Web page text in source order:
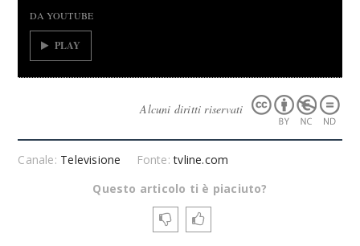
DA YOUTUBE
PLAY
Alcuni diritti riservati
Canale: Televisione Fonte:tvline.com
Questo articolo ti è piaciuto?